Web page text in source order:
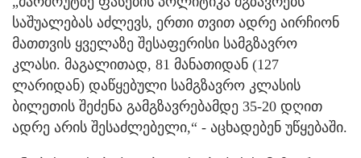
საშუალებას აძლევს, ერთი თვით ადრე აირჩიონ
მათთვის ყველაზე შესაფერისი სამგზავრო
კლასი. მაგალითად, 81 მანათიდან (127
ლარიდან) დაწყებული სამგზავრო კლასის
ბილეთის შეძენა გამგზავრებამდე 35-20 დღით
ადრე არის შესაძლებელი,“ - აცხადებენ უწყებაში.